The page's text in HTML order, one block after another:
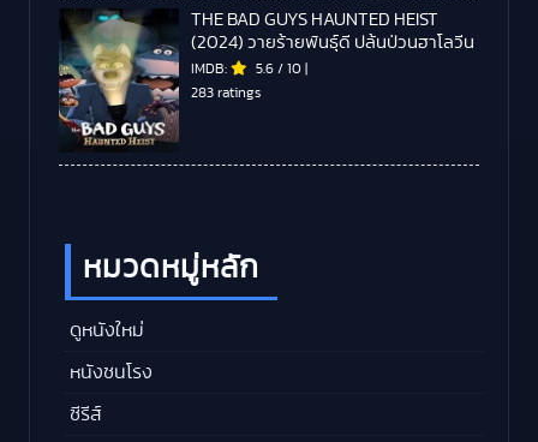
THE BAD GUYS HAUNTED HEIST
(2024) วายร้ายพันธุ์ดี ปล้นป่วนฮาโลวีน
IMDB: 5.6 / 10 |
283 ratings
หมวดหมู่หลัก
ดูหนังใหม่
หนังชนโรง
ซีรีส์